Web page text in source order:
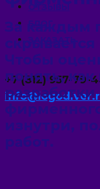
ОТЗЫВЫ
БЛОГ
ЗАКАЗАТЬ
+7 (812) 957-79-
За каждым
Чтобы
понять,
изнутри,
работ.